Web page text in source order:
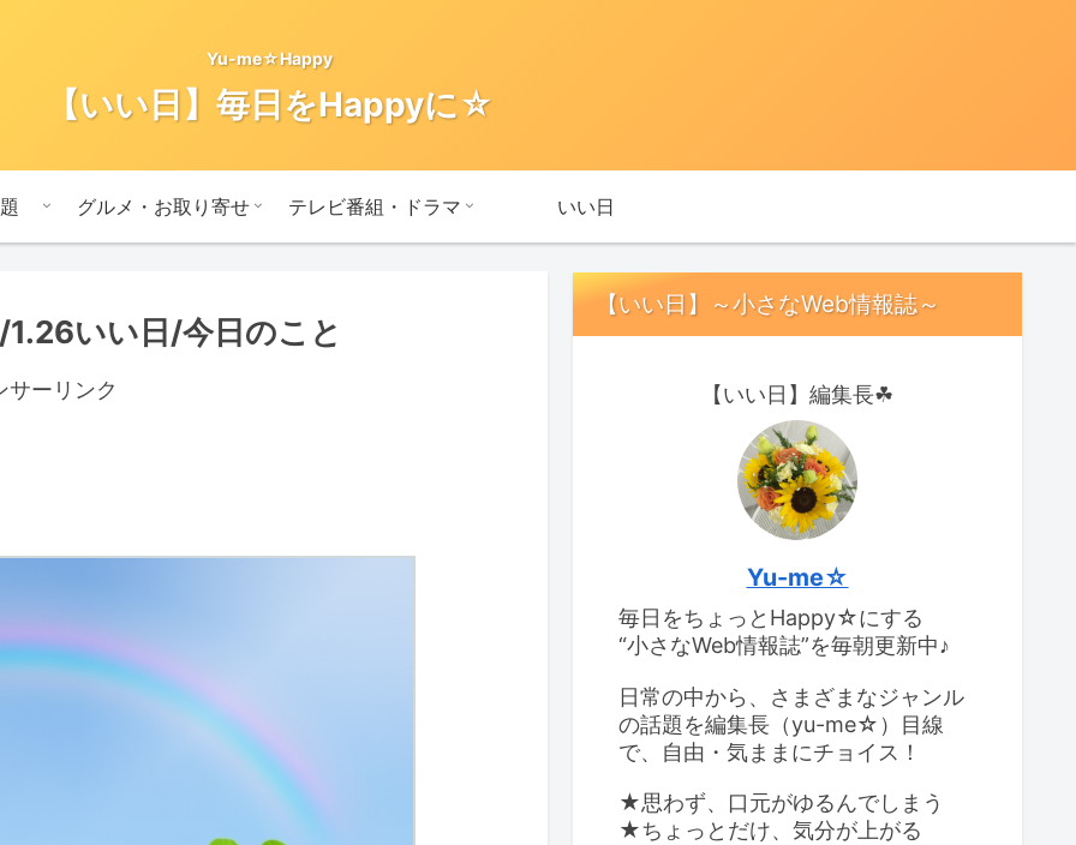
Yu-me☆Happy
【いい日】毎日をHappyに☆
グルメ・お取り寄せ テレビ番組・ドラマ いい日
いい日/今日のこと
サーリンク
【いい日】～小さなWeb情報誌～
【いい日】編集長☘
Yu-me☆
毎日をちょっとHappy☆にする
“小さなWeb情報誌”を毎朝更新中♪
日常の中から、さまざまなジャンル
の話題を編集長（yu-me☆）目線
で、自由・気ままにチョイス！
★思わず、口元がゆるんでしまう
★ちょっとだけ、気分が上がる